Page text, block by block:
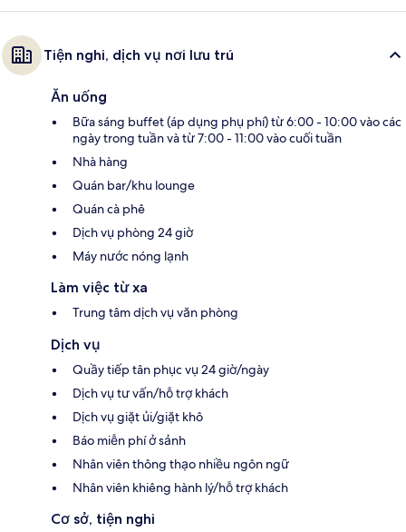
Tiện nghi, dịch vụ nơi lưu trú
Ăn uống
Bữa sáng buffet (áp dụng phụ phí) từ 6:00 - 10:00 vào các
ngày trong tuần và từ 7:00 - 11:00 vào cuối tuần
Nhà hàng
Quán bar/khu lounge
Quán cà phê
Dịch vụ phòng 24 giờ
Máy nước nóng lạnh
Làm việc từ xa
Trung tâm dịch vụ văn phòng
Dịch vụ
Quầy tiếp tân phục vụ 24 giờ/ngày
Dịch vụ tư vấn/hỗ trợ khách
Dịch vụ giặt ủi/giặt khô
Báo miễn phí ở sảnh
Nhân viên thông thạo nhiều ngôn ngữ
Nhân viên khiêng hành lý/hỗ trợ khách
Cơ sở, tiện nghi